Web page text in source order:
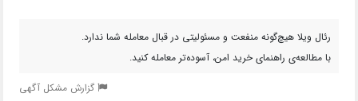
رئال ویلا هیچ‌گونه منفعت و مسئولیتی در قبال معامله شما ندارد.
با مطالعه‌ی راهنمای خرید امن، آسوده‌تر معامله کنید.
گزارش مشکل آگهی